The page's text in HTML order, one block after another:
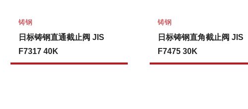
铸钢
日标铸钢直通截止阀 JIS
F7317 40K
铸钢
日标铸钢直角截止阀 JIS
F7475 30K